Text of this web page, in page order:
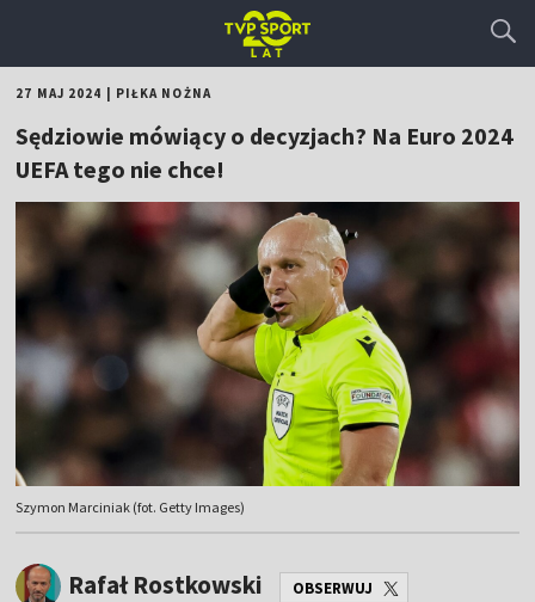
27 MAJ 2024 PIŁKA NOŻNA
Sędziowie mówiący o decyzjach? Na Euro 2024
UEFA tego nie chce!
Szymon Marciniak (fot. Getty Images)
Rafał Rostkowski OBSERWUJ